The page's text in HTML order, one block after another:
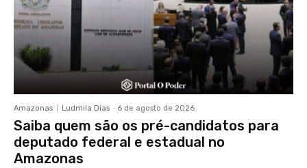
Amazonas Ludmila Dias - 6 de agosto de 2026
Saiba quem são os pré-candidatos para
deputado federal e estadual no
Amazonas